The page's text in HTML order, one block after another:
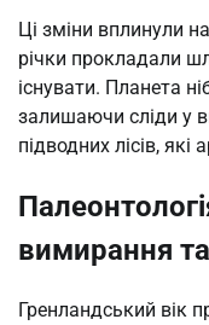
Ці зміни вплинули
річки прокладали
існувати. Планета
залишаючи сліди у
підводних лісів, які
вимирання
Гренландський вік